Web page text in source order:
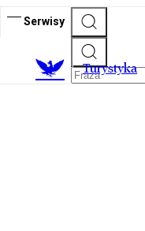
Serwisy
Turystyka